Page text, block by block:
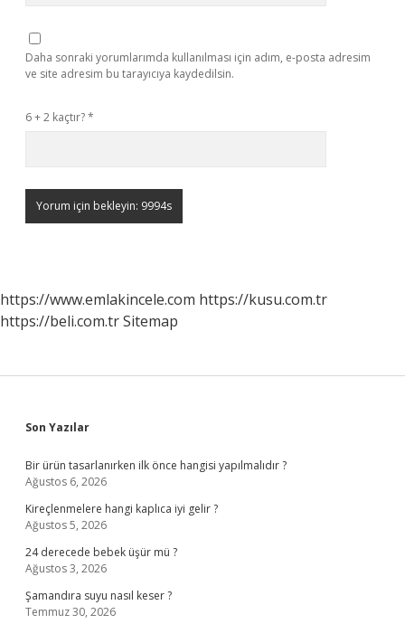
Daha sonraki yorumlarımda kullanılması için adım, e-posta adresim
ve site adresim bu tarayıcıya kaydedilsin.
6 + 2 kaçtır?*
https://www.emlakincele.com https://kusu.com.tr
https://beli.com.trSitemap
Sidebar
Son Yazılar
Bir ürün tasarlanırken ilk önce hangisi yapılmalıdır ?
Ağustos 6, 2026
Kireçlenmelere hangi kaplıca iyi gelir ?
Ağustos 5, 2026
24 derecede bebek üşür mü ?
Ağustos 3, 2026
Şamandıra suyu nasıl keser ?
Temmuz 30, 2026